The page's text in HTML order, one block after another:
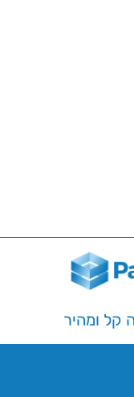
קל ומהיר